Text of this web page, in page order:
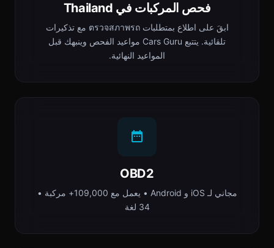
فحص المركبات في Thailand
ابقَ على اطلاع بمتطلبات ตรวจสภาพรถ مع تذكيرات
تلقائية. يتتبع Cars Guru مواعيد الفحص وينبهك قبل
المواعيد النهائية.
OBD2
مجاني لـ iOS و Android • يعمل مع 109,000+ مركبة •
34 لغة